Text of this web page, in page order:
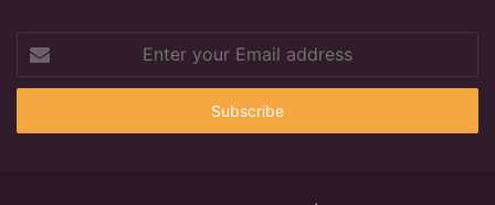
your
Email